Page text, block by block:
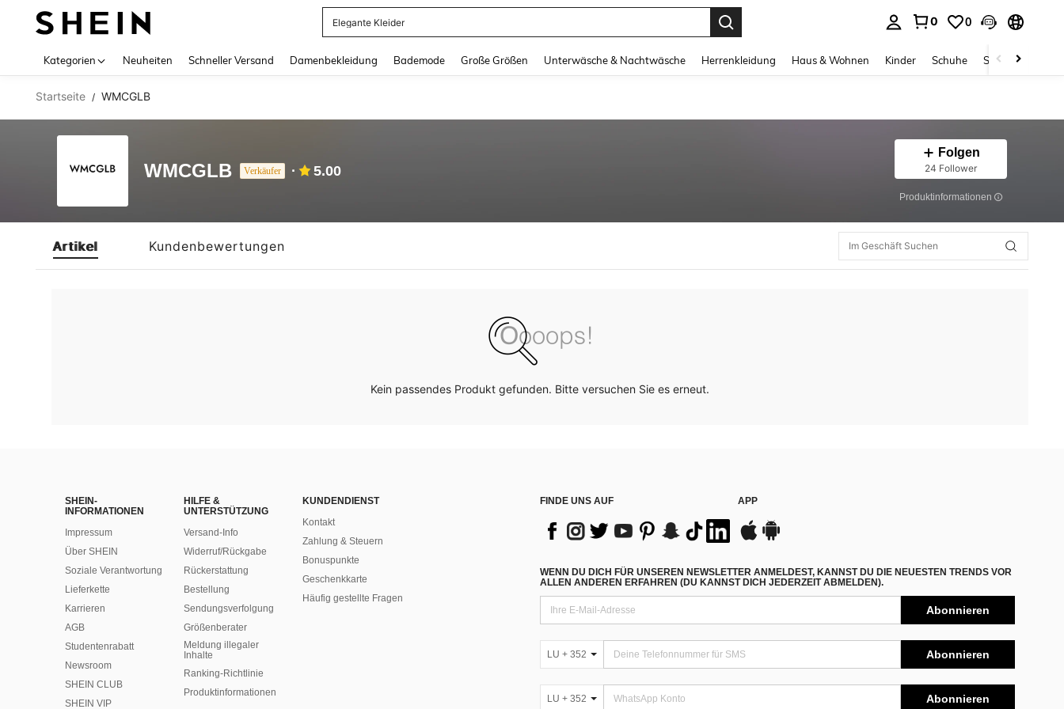
Elegante Kleider
0 0
Kategorien Neuheiten Schneller Versand Damenbekleidung Bademode Große Größen Unterwäsche & Nachtwäsche Herrenkleidung Haus & Wohnen Kinder Schuhe Schmuck &
Startseite / WMCGLB
WMCGLB Verkäufer 5.00
Folgen
24 Follower
Produktinformationen
Artikel Kundenbewertungen
Kein passendes Produkt gefunden. Bitte versuchen Sie es erneut.
SHEIN-
INFORMATIONEN
Impressum
Über SHEIN
Soziale Verantwortung
Lieferkette
Karrieren
AGB
Studentenrabatt
Newsroom
SHEIN CLUB
SHEIN VIP
HILFE &
UNTERSTÜTZUNG
Versand-Info
Widerruf/Rückgabe
Rückerstattung
Bestellung
Sendungsverfolgung
Größenberater
Meldung illegaler
Inhalte
Ranking-Richtlinie
​Produktinformationen
KUNDENDIENST
Kontakt
Zahlung & Steuern
Bonuspunkte
Geschenkkarte
Häufig gestellte Fragen
FINDE UNS AUF APP
WENN DU DICH FÜR UNSEREN NEWSLETTER ANMELDEST, KANNST DU DIE NEUESTEN TRENDS VOR
ALLEN ANDEREN ERFAHREN (DU KANNST DICH JEDERZEIT ABMELDEN).
Abonnieren
LU + 352 Abonnieren
LU + 352 Abonnieren